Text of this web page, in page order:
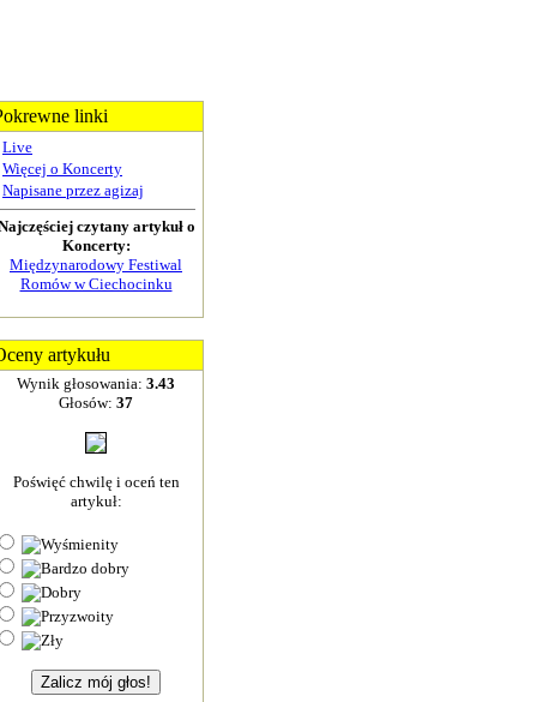
linki
Live
Więcej o Koncerty
Napisane przez agizaj
czytany artykuł o
Koncerty:
Międzynarodowy Festiwal
Romów w Ciechocinku
artykułu
Wynik głosowania: 3.43
Głosów: 37
Poświęć chwilę i oceń ten
artykuł: